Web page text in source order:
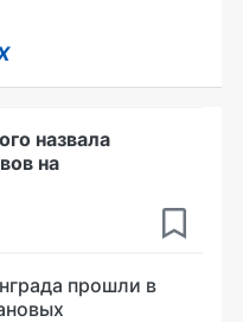
назвала
на
прошли в